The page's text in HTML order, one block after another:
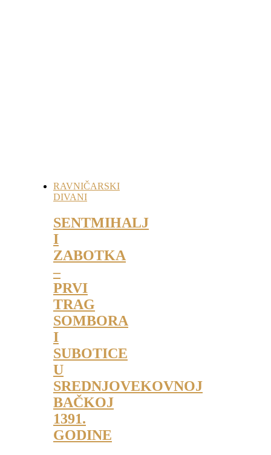
RAVNIČARSKI
DIVANI
SENTMIHALJ
I
ZABOTKA
–
PRVI
TRAG
SOMBORA
I
SUBOTICE
U
SREDNJOVEKOVNOJ
BAČKOJ
1391.
GODINE